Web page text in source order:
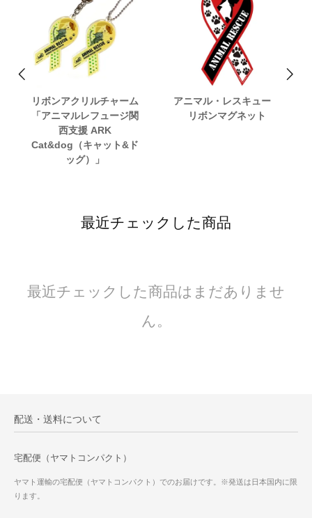
リボンアクリルチャーム
「アニマルレフュージ関
西支援 ARK
Cat&dog（キャット&ド
ッグ）」
アニマル・レスキュー
リボンマグネット
最近チェックした商品
最近チェックした商品はまだありませ
ん。
配送・送料について
宅配便（ヤマトコンパクト）
ヤマト運輸の宅配便（ヤマトコンパクト）でのお届けです。※発送は日本国内に限
ります。